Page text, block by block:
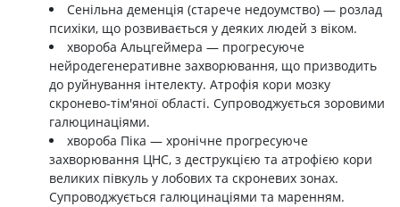
Сенільна деменція (старече недоумство) — розлад
психіки, що розвивається у деяких людей з віком.
хвороба Альцгеймера — прогресуюче
нейродегенеративне захворювання, що призводить
до руйнування інтелекту. Атрофія кори мозку
скронево-тім'яної області. Супроводжується зоровими
галюцинаціями.
хвороба Піка — хронічне прогресуюче
захворювання ЦНС, з деструкцією та атрофією кори
великих півкуль у лобових та скроневих зонах.
Супроводжується галюцинаціями та маренням.